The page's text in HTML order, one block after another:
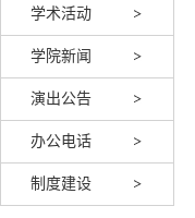
学术活动
学院新闻
演出公告
办公电话
制度建设